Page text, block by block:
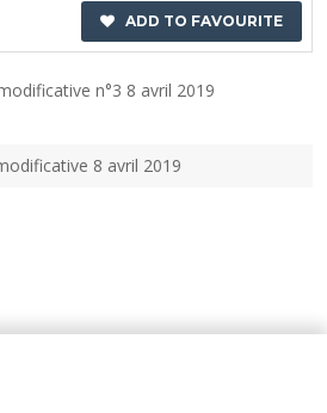
ADD TO FAVOURITE
n°3 8 avril 2019
8 avril 2019